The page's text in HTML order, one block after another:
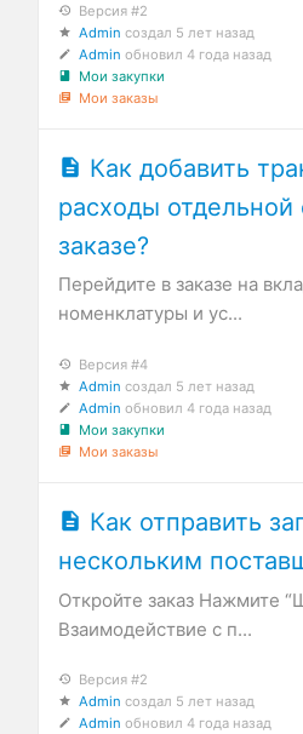
Версия #2
Admin создал 5 лет назад
Admin обновил 4 года назад
Мои закупки
Мои заказы
Как добавить
расходы отдельной
заказе?
Перейдите в заказе на
номенклатуры и ус...
Версия #4
Admin создал 5 лет назад
Admin обновил 4 года назад
Мои закупки
Мои заказы
Как отправить
нескольким
Откройте заказ Нажмите
Взаимодействие с п...
Версия #2
Admin создал 5 лет назад
Admin обновил 4 года назад